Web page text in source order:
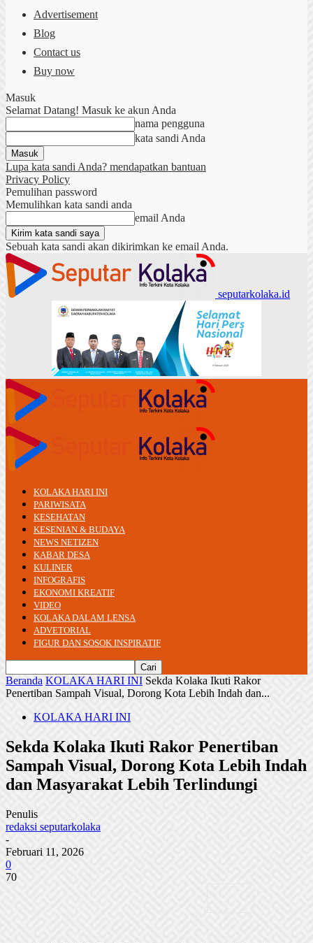
Advertisement
Blog
Contact us
Buy now
Masuk
Selamat Datang! Masuk ke akun Anda
nama pengguna
kata sandi Anda
Lupa kata sandi Anda? mendapatkan bantuan
Privacy Policy
Pemulihan password
Memulihkan kata sandi anda
email Anda
Sebuah kata sandi akan dikirimkan ke email Anda.
seputarkolaka.id
KOLAKA HARI INI
PARIWISATA
KESEHATAN
KESENIAN & BUDAYA
NEWS NETIZEN
KABAR DESA
KULINER
INFOGRAFIS
EKONOMI KREATIF
VIDEO
KOLAKA DALAM LENSA
ADVETORIAL
FIGUR DAN SOSOK INSPIRATIF
Beranda KOLAKA HARI INI Sekda Kolaka Ikuti Rakor
Penertiban Sampah Visual, Dorong Kota Lebih Indah dan...
KOLAKA HARI INI
Sekda Kolaka Ikuti Rakor Penertiban
Sampah Visual, Dorong Kota Lebih Indah
dan Masyarakat Lebih Terlindungi
Penulis
redaksi seputarkolaka
-
Februari 11, 2026
0
70